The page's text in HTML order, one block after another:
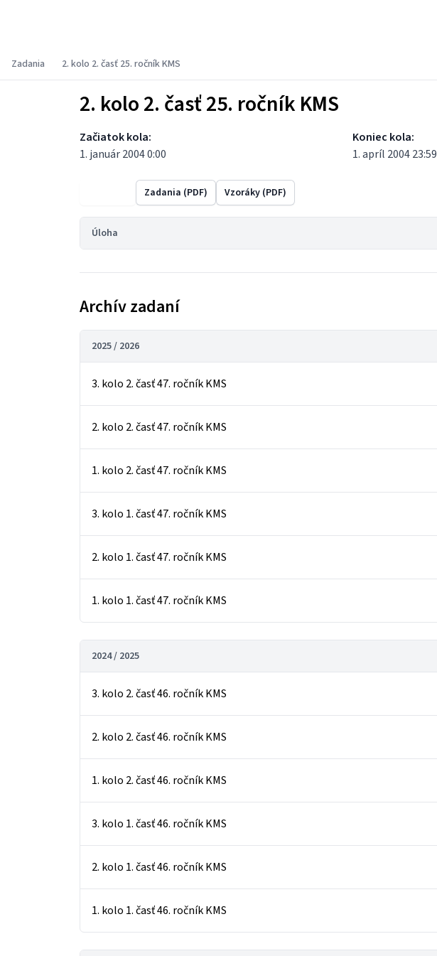
Zadania 2. kolo 2. časť 25. ročník KMS
2. kolo 2. časť 25. ročník KMS
Začiatok kola:
1. január 2004 0:00
Koniec kola:
1. apríl 2004 23:59
Zadania (PDF) Vzoráky (PDF)
Úloha
Archív zadaní
2025 / 2026
3. kolo 2. časť 47. ročník KMS
2. kolo 2. časť 47. ročník KMS
1. kolo 2. časť 47. ročník KMS
3. kolo 1. časť 47. ročník KMS
2. kolo 1. časť 47. ročník KMS
1. kolo 1. časť 47. ročník KMS
2024 / 2025
3. kolo 2. časť 46. ročník KMS
2. kolo 2. časť 46. ročník KMS
1. kolo 2. časť 46. ročník KMS
3. kolo 1. časť 46. ročník KMS
2. kolo 1. časť 46. ročník KMS
1. kolo 1. časť 46. ročník KMS